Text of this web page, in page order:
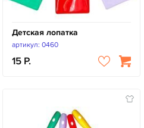
Детская лопатка
артикул: 0460
15